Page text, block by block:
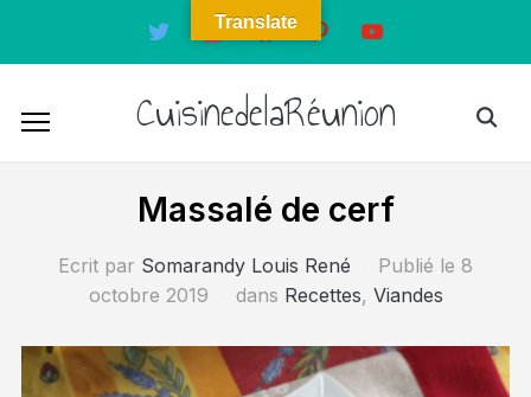
twitter instagramfacebookpinterestyoutube
CuisinedelaRéunion
Massalé de cerf
Ecrit par Somarandy Louis René Publié le 8
octobre 2019
dans Recettes, Viandes
Translate